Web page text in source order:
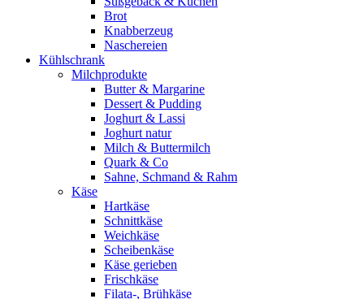
Brot
Knabberzeug
Naschereien
Kühlschrank
Milchprodukte
Butter & Margarine
Dessert & Pudding
Joghurt & Lassi
Joghurt natur
Milch & Buttermilch
Quark & Co
Sahne, Schmand & Rahm
Käse
Hartkäse
Schnittkäse
Weichkäse
Scheibenkäse
Käse gerieben
Frischkäse
Filata-, Brühkäse